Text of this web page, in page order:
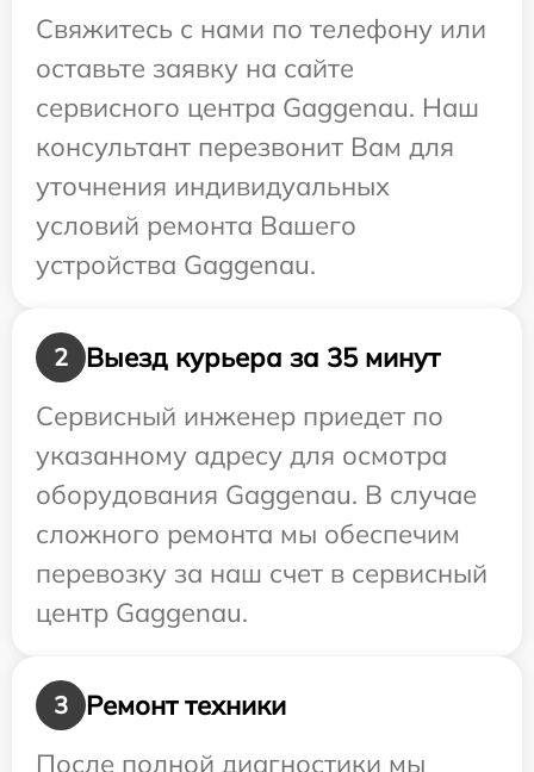
Свяжитесь с нами по телефону или
оставьте заявку на сайте
сервисного центра Gaggenau. Наш
консультант перезвонит Вам для
уточнения индивидуальных
условий ремонта Вашего
устройства Gaggenau.
2
Выезд курьера за 35 минут
Сервисный инженер приедет по
указанному адресу для осмотра
оборудования Gaggenau. В случае
сложного ремонта мы обеспечим
перевозку за наш счет в сервисный
центр Gaggenau.
3
Ремонт техники
После полной диагностики мы